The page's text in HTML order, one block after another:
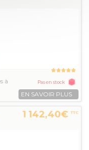
à
Pas en stock
EN SAVOIR PLUS
1 142,40€ TTC